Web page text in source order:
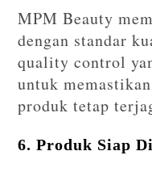
MPM Beauty
dengan standar
quality control
untuk
produk tetap
6. Produk Siap